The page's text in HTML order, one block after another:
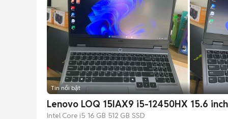
Tin nổi bật
Lenovo LOQ 15IAX9 i5-12450HX 15.6
Intel Core i5 16 GB 512 GB SSD